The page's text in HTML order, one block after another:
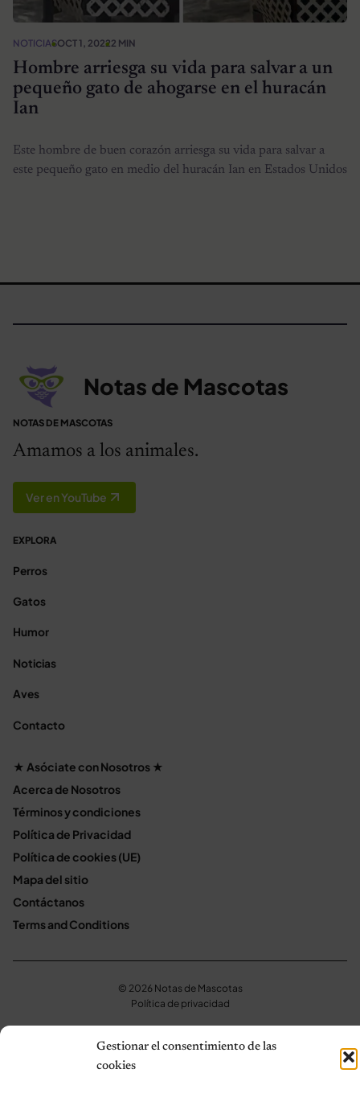
Gestionar el consentimiento de las
cookies
NOTICIASOCT 1, 20222 MIN
Hombre arriesga su vida para salvar a un
pequeño gato de ahogarse en el huracán
Ian
Este hombre de buen corazón arriesga su vida para salvar a
este pequeño gato en medio del huracán Ian en Estados Unidos
Notas de Mascotas
NOTAS DE MASCOTAS
Amamos a los animales.
Ver en YouTube
EXPLORA
Perros
Gatos
Humor
Noticias
Aves
Contacto
★ Asóciate con Nosotros ★
Acerca de Nosotros
Términos y condiciones
Política de Privacidad
Política de cookies (UE)
Mapa del sitio
Contáctanos
Terms and Conditions
© 2026 Notas de Mascotas
Política de privacidad